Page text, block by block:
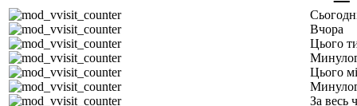
Вчора
Цього
Цього
За весь